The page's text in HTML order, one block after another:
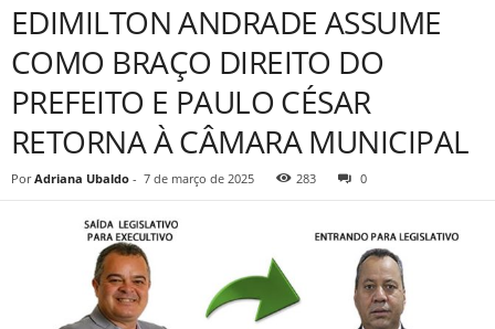
EDIMILTON ANDRADE ASSUME
COMO BRAÇO DIREITO DO
PREFEITO E PAULO CÉSAR
RETORNA À CÂMARA MUNICIPAL
Por Adriana Ubaldo - 7 de março de 2025 283 0